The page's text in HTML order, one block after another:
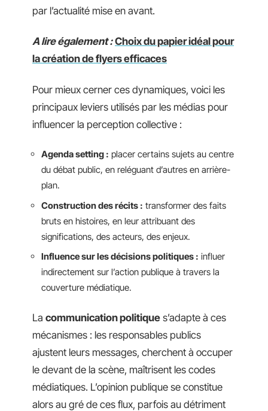
par l’actualité mise en avant.
A lire également : Choix du papier idéal pour
la création de flyers efficaces
Pour mieux cerner ces dynamiques, voici les
principaux leviers utilisés par les médias pour
influencer la perception collective :
Agenda setting : placer certains sujets au centre
du débat public, en reléguant d’autres en arrière-
plan.
Construction des récits : transformer des faits
bruts en histoires, en leur attribuant des
significations, des acteurs, des enjeux.
Influence sur les décisions politiques : influer
indirectement sur l’action publique à travers la
couverture médiatique.
La communication politique s’adapte à ces
mécanismes : les responsables publics
ajustent leurs messages, cherchent à occuper
le devant de la scène, maîtrisent les codes
médiatiques. L’opinion publique se constitue
alors au gré de ces flux, parfois au détriment